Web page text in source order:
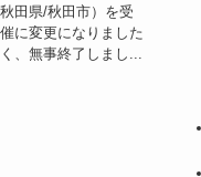
田県/秋田市）を受
に変更になりました
、無事終了しまし...